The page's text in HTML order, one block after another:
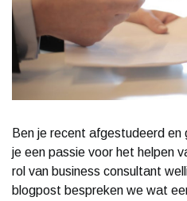
Ben je recent afgestudeerd
je een passie voor het helpen
rol van business consultant
blogpost bespreken we wat